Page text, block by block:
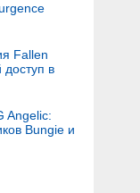
Fallen
в
Angelic:
Bungie и